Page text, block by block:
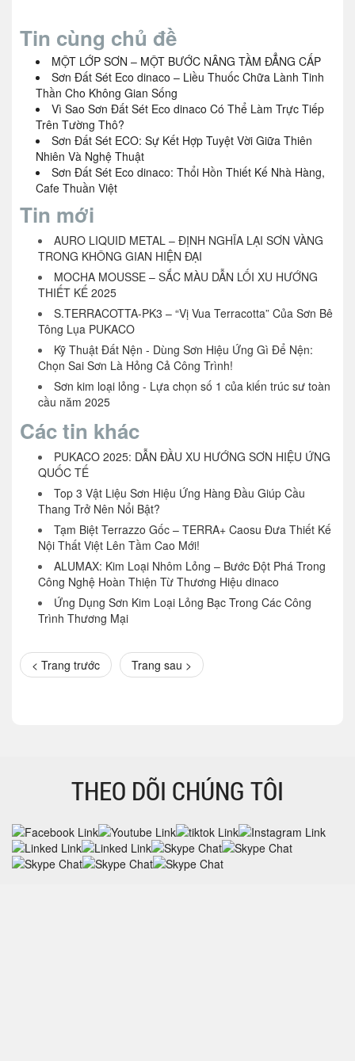
Tin cùng chủ đề
MỘT LỚP SƠN – MỘT BƯỚC NÂNG TẦM ĐẲNG CẤP
Sơn Đất Sét Eco dinaco – Liều Thuốc Chữa Lành Tinh
Thần Cho Không Gian Sống
Vì Sao Sơn Đất Sét Eco dinaco Có Thể Làm Trực Tiếp
Trên Tường Thô?
Sơn Đất Sét ECO: Sự Kết Hợp Tuyệt Vời Giữa Thiên
Nhiên Và Nghệ Thuật
Sơn Đất Sét Eco dinaco: Thổi Hồn Thiết Kế Nhà Hàng,
Cafe Thuần Việt
Tin mới
AURO LIQUID METAL – ĐỊNH NGHĨA LẠI SƠN VÀNG
TRONG KHÔNG GIAN HIỆN ĐẠI
MOCHA MOUSSE – SẮC MÀU DẪN LỐI XU HƯỚNG
THIẾT KẾ 2025
S.TERRACOTTA-PK3 – “Vị Vua Terracotta” Của Sơn Bê
Tông Lụa PUKACO
Kỹ Thuật Đất Nện - Dùng Sơn Hiệu Ứng Gì Để Nện:
Chọn Sai Sơn Là Hỏng Cả Công Trình!
Sơn kim loại lỏng - Lựa chọn số 1 của kiến trúc sư toàn
cầu năm 2025
Các tin khác
PUKACO 2025: DẪN ĐẦU XU HƯỚNG SƠN HIỆU ỨNG
QUỐC TẾ
Top 3 Vật Liệu Sơn Hiệu Ứng Hàng Đầu Giúp Cầu
Thang Trở Nên Nổi Bật?
Tạm Biệt Terrazzo Gốc – TERRA+ Caosu Đưa Thiết Kế
Nội Thất Việt Lên Tầm Cao Mới!
ALUMAX: Kim Loại Nhôm Lỏng – Bước Đột Phá Trong
Công Nghệ Hoàn Thiện Từ Thương Hiệu dinaco
Ứng Dụng Sơn Kim Loại Lỏng Bạc Trong Các Công
Trình Thương Mại
< Trang trước Trang sau >
THEO DÕI CHÚNG TÔI